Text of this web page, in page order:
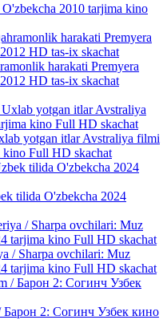
2010 tarjima kino
harakati Premyera
HD tas-ix skachat
yotgan itlar Avstraliya filmi
kino Full HD skachat
tilida O'zbekcha 2024
/ Sharpa ovchilari: Muz
tarjima kino Full HD skachat
2: Согинч Узбек кино